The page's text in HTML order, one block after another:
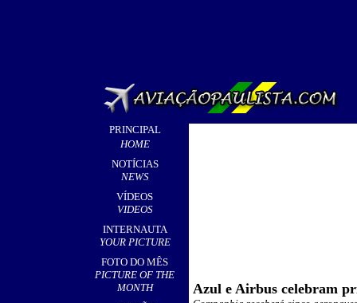
PRINCIPAL
HOME
NOTÍCIAS
NEWS
VÍDEOS
VIDEOS
INTERNAUTA
YOUR PICTURE
FOTO DO MÊS
PICTURE OF THE
MONTH
Azul e Airbus celebram